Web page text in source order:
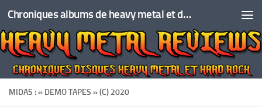
Skip to content Chroniques albums de heavy metal et de hard rock
MIDAS : « DEMO TAPES » (C) 2020